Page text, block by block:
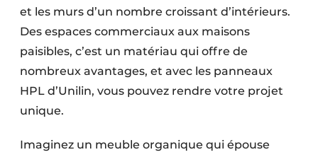
et les murs d’un nombre croissant d’intérieurs.
Des espaces commerciaux aux maisons
paisibles, c’est un matériau qui offre de
nombreux avantages, et avec les panneaux
HPL d’Unilin, vous pouvez rendre votre projet
unique.
Imaginez un meuble organique qui épouse